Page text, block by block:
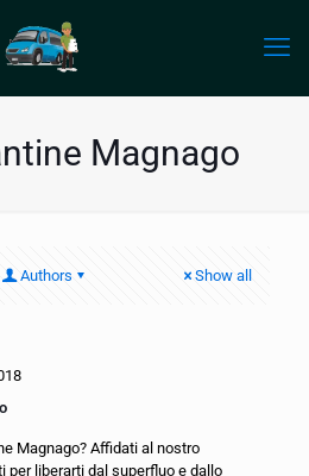
Magnago
Authors Show all
Magnago? Affidati al nostro
liberarti dal superfluo e dallo